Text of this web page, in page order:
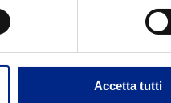
Accetta tutti